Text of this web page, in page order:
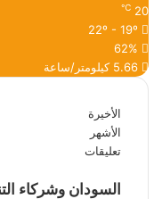
20
℃
62%
5.66 كيلومتر/ساعة
الأخيرة
الأشهر
تعليقات
السودان وشركاء